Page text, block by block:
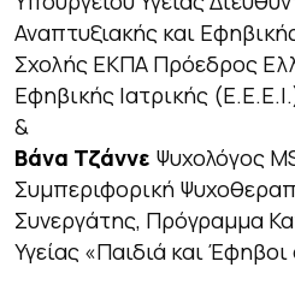
Αναπτυξιακής και
Σχολής ΕΚΠΑ Πρόεδρος
Εφηβικής Ιατρικής
&
Βάνα Τζάννε Ψυχολόγος
Συμπεριφορική
Συνεργάτης, Πρόγραμμα
Υγείας «Παιδιά και